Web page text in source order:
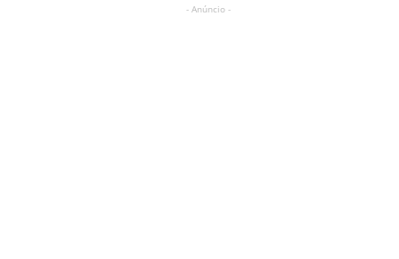
- Anúncio -